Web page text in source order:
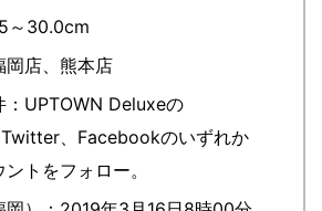
～30.0cm
岡店、熊本店
：UPTOWN Deluxeの
、Facebookのいずれか
トをフォロー。